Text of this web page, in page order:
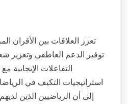
تعزز العلاقات بين الأقران
توفير الدعم العاطفي وتعزيز
التفاعلات الإيجابية
استراتيجيات التكيف في
إلى أن الرياضيين الذين